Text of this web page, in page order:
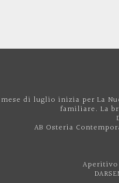
di luglio inizia per La
familiare. La
AB Osteria
Aperitivo